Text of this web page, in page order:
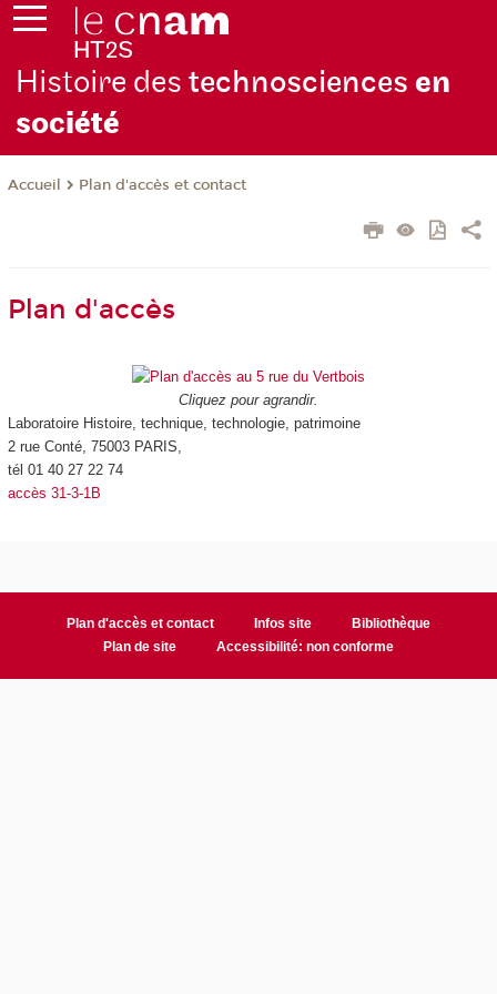
Histoire des technosciences en
société
Accueil Plan d'accès et contact
Plan d'accès
Cliquez pour agrandir.
Laboratoire Histoire, technique, technologie, patrimoine
2 rue Conté, 75003 PARIS,
tél 01 40 27 22 74
accès 31-3-1B
Plan d'accès et contact Infos site
Bibliothèque
Plan de site
Accessibilité: non conforme